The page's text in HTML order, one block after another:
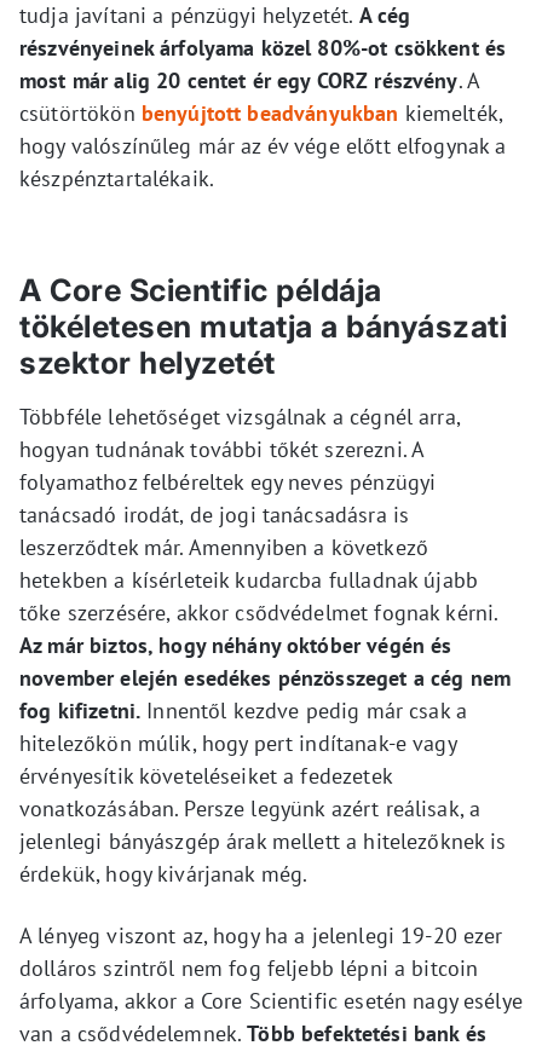
tudja javítani a pénzügyi helyzetét. A cég
részvényeinek árfolyama közel 80%-ot csökkent és
most már alig 20 centet ér egy CORZ részvény. A
csütörtökön benyújtott beadványukban kiemelték,
hogy valószínűleg már az év vége előtt elfogynak a
készpénztartalékaik.
A Core Scientific példája
tökéletesen mutatja a bányászati
szektor helyzetét
Többféle lehetőséget vizsgálnak a cégnél arra,
hogyan tudnának további tőkét szerezni. A
folyamathoz felbéreltek egy neves pénzügyi
tanácsadó irodát, de jogi tanácsadásra is
leszerződtek már. Amennyiben a következő
hetekben a kísérleteik kudarcba fulladnak újabb
tőke szerzésére, akkor csődvédelmet fognak kérni.
Az már biztos, hogy néhány október végén és
november elején esedékes pénzösszeget a cég nem
fog kifizetni. Innentől kezdve pedig már csak a
hitelezőkön múlik, hogy pert indítanak-e vagy
érvényesítik követeléseiket a fedezetek
vonatkozásában. Persze legyünk azért reálisak, a
jelenlegi bányászgép árak mellett a hitelezőknek is
érdekük, hogy kivárjanak még.
A lényeg viszont az, hogy ha a jelenlegi 19-20 ezer
dolláros szintről nem fog feljebb lépni a bitcoin
árfolyama, akkor a Core Scientific esetén nagy esélye
van a csődvédelemnek.Több befektetési bank és